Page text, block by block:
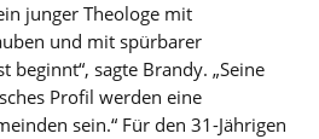
junger Theologe mit
und mit spürbarer
beginnt“, sagte Brandy. „Seine
Profil werden eine
sein.“ Für den 31-Jährigen